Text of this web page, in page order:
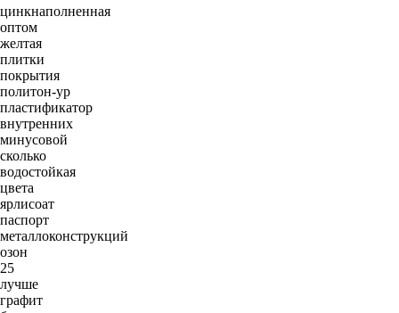
цинкнаполненная
оптом
желтая
плитки
покрытия
политон-ур
пластификатор
внутренних
минусовой
сколько
водостойкая
цвета
ярлисоат
паспорт
металлоконструкций
озон
25
лучше
графит